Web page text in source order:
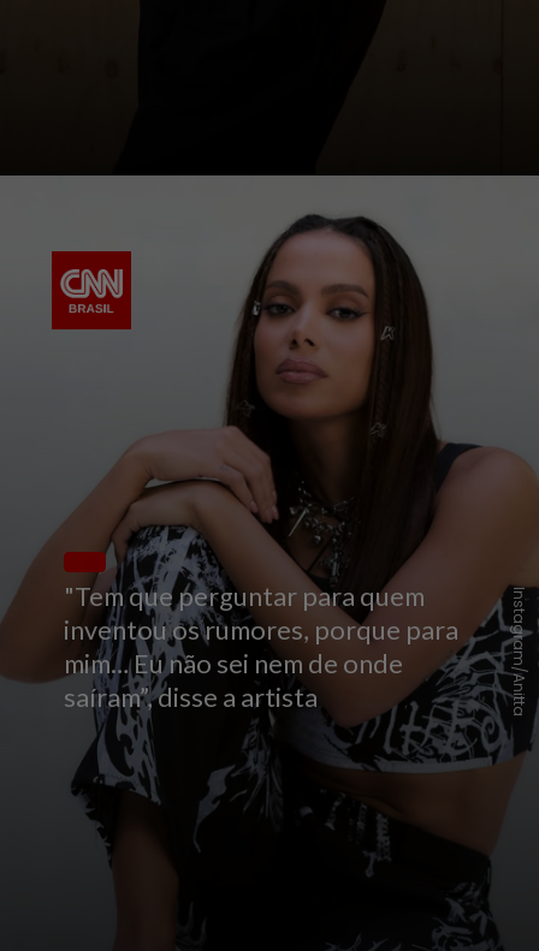
"Tem que perguntar para quem
inventou os rumores, porque para
mim… Eu não sei nem de onde
saíram”, disse a artista
Instagram/Anitta